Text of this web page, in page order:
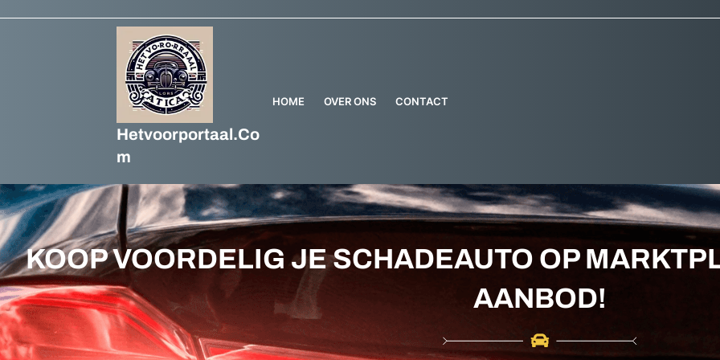
Ga
Hetvoorportaal.co
M
HOME OVER ONS CONTACT
KOOP VOORDELIG JE SCHADEAUTO OP
AANBOD!